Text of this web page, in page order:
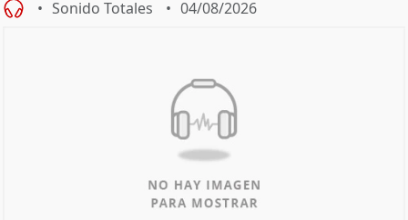
Sonido Totales 04/08/2026